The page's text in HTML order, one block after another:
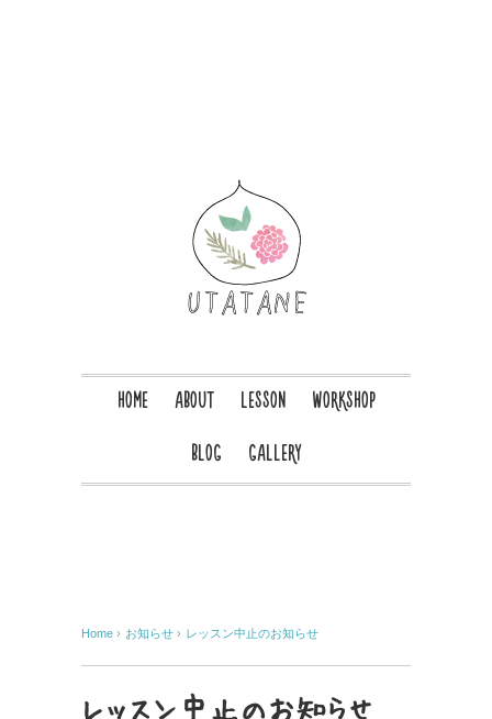
HOME ABOUT LESSON
WORKSHOP
BLOG
GALLERY
Home › お知らせ › レッスン中止のお知らせ
レッスン中止のお知らせ